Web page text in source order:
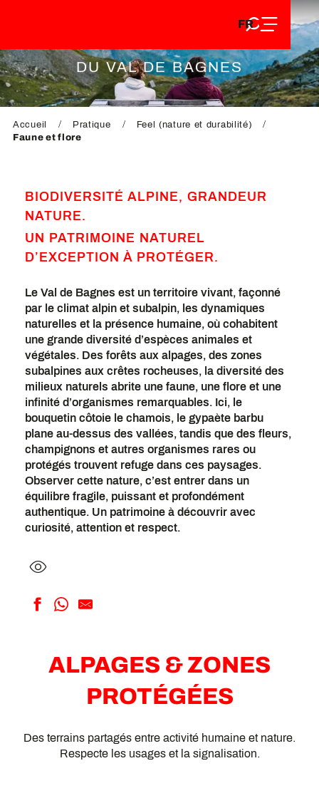
principal
DE
FR
EN
DE
FAUNE & FLORE
DU VAL DE BAGNES
Accueil Pratique
Feel (nature et durabilité)
Faune et flore
BIODIVERSITÉ ALPINE, GRANDEUR
NATURE.
UN PATRIMOINE NATUREL
D’EXCEPTION À PROTÉGER.
Le Val de Bagnes est un territoire vivant, façonné
par le climat alpin et subalpin, les dynamiques
naturelles et la présence humaine, où cohabitent
une grande diversité d’espèces animales et
végétales. Des forêts aux alpages, des zones
subalpines aux crêtes rocheuses, la diversité des
milieux naturels abrite une faune, une flore et une
infinité d’organismes remarquables. Ici, le
bouquetin côtoie le chamois, le gypaète barbu
plane au-dessus des vallées, tandis que des fleurs,
champignons et autres organismes rares ou
protégés trouvent refuge dans ces paysages.
Observer cette nature, c’est entrer dans un
équilibre fragile, puissant et profondément
authentique. Un patrimoine à découvrir avec
curiosité, attention et respect.
ALPAGES & ZONES
PROTÉGÉES
Des terrains partagés entre activité humaine et nature.
Respecte les usages et la signalisation.